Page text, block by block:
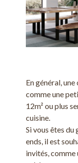
En général,
comme une
12m² ou plus
cuisine.
Si vous êtes du
ends, il est
invités, comme